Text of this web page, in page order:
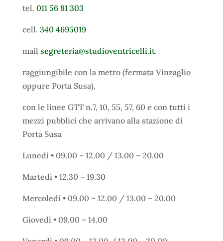
tel. 011 56 81 303
cell. 340 4695019
mail segreteria@studioventricelli.it.
raggiungibile con la metro (fermata Vinzaglio
oppure Porta Susa),
con le linee GTT n.7, 10, 55, 57, 60 e con tutti i
mezzi pubblici che arrivano alla stazione di
Porta Susa
Lunedì • 09.00 – 12.00 / 13.00 – 20.00
Martedì • 12.30 – 19.30
Mercoledì • 09.00 – 12.00 / 13.00 – 20.00
Giovedì • 09.00 – 14.00